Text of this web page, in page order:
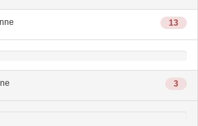
13
3